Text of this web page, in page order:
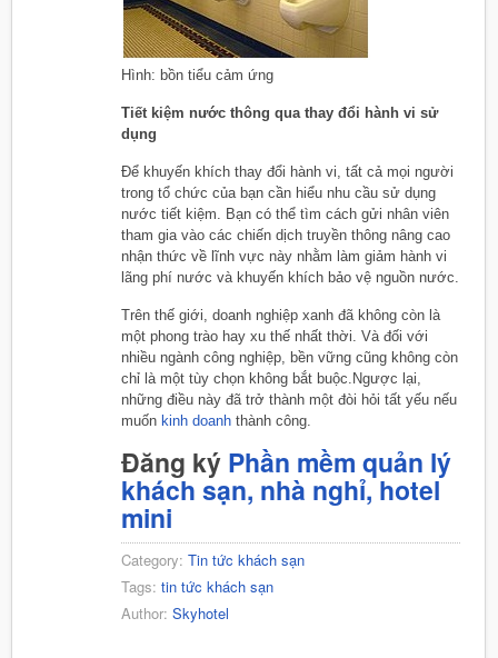
Hình: bồn tiểu cảm ứng
Tiết kiệm nước thông qua thay đổi hành vi sử
dụng
Để khuyến khích thay đổi hành vi, tất cả mọi người
trong tổ chức của bạn cần hiểu nhu cầu sử dụng
nước tiết kiệm. Bạn có thể tìm cách gửi nhân viên
tham gia vào các chiến dịch truyền thông nâng cao
nhận thức về lĩnh vực này nhằm làm giảm hành vi
lãng phí nước và khuyến khích bảo vệ nguồn nước.
Trên thế giới, doanh nghiệp xanh đã không còn là
một phong trào hay xu thế nhất thời. Và đối với
nhiều ngành công nghiệp, bền vững cũng không còn
chỉ là một tùy chọn không bắt buộc.Ngược lại,
những điều này đã trở thành một đòi hỏi tất yếu nếu
muốn kinh doanh thành công.
Đăng ký Phần mềm quản lý
khách sạn, nhà nghỉ, hotel
mini
Category: Tin tức khách sạn
Tags: tin tức khách sạn
Author: Skyhotel